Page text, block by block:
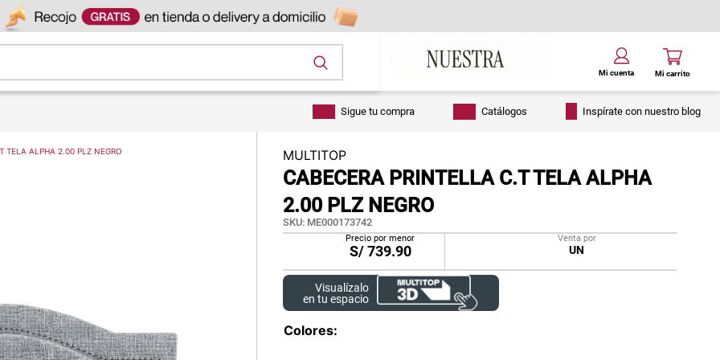
Sigue tu compra Catálogos Inspírate con nuestro blog
TELA ALPHA 2.00 PLZ NEGRO MULTITOP
CABECERA PRINTELLA C.T TELA ALPHA
2.00 PLZ NEGRO
SKU: ME000173742
Precio por menor
S/739.90
Venta por
UN
Visualízalo
en tu espacio
Colores